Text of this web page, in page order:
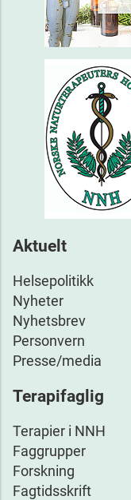
Aktuelt
Helsepolitikk
Nyheter
Nyhetsbrev
Personvern
Presse/media
Terapifaglig
Terapier i NNH
Faggrupper
Forskning
Fagtidsskrift